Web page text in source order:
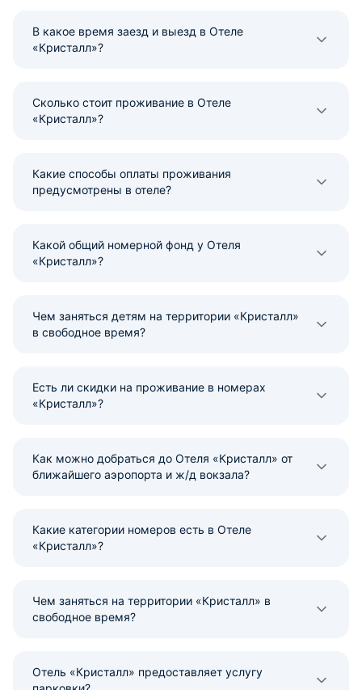
В какое время заезд и выезд в Отеле
«Кристалл»?
Сколько стоит проживание в Отеле
«Кристалл»?
Какие способы оплаты проживания
предусмотрены в отеле?
Какой общий номерной фонд у Отеля
«Кристалл»?
Чем заняться детям на территории «Кристалл»
в свободное время?
Есть ли скидки на проживание в номерах
«Кристалл»?
Как можно добраться до Отеля «Кристалл» от
ближайшего аэропорта и ж/д вокзала?
Какие категории номеров есть в Отеле
«Кристалл»?
Чем заняться на территории «Кристалл» в
свободное время?
Отель «Кристалл» предоставляет услугу